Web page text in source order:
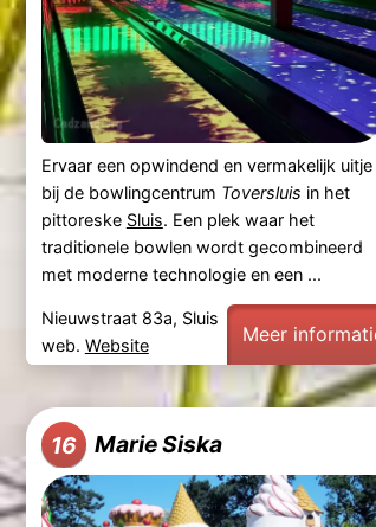
Ervaar een opwindend en vermakelijk uitje
bij de bowlingcentrum Toversluis in het
pittoreske Sluis. Een plek waar het
traditionele bowlen wordt gecombineerd
met moderne technologie en een ...
Nieuwstraat 83a, Sluis
web. Website Meer
16 Marie Siska